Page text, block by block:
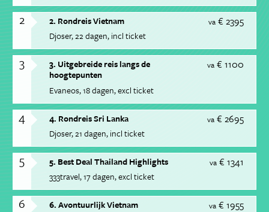
2 va € 2395
2. Rondreis Vietnam
Djoser 22 dagen incl ticket
3 va € 1100
3. Uitgebreide reis langs de
hoogtepunten
Evaneos 18 dagen excl ticket
4 va € 2695
4. Rondreis Sri Lanka
Djoser 21 dagen incl ticket
5 va € 1341
5. Best Deal Thailand Highlights
333travel 17 dagen excl ticket
6 va € 1955
6. Avontuurlijk Vietnam